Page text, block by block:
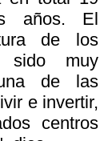
años. El
de los
sido muy
de las
e invertir,
centros